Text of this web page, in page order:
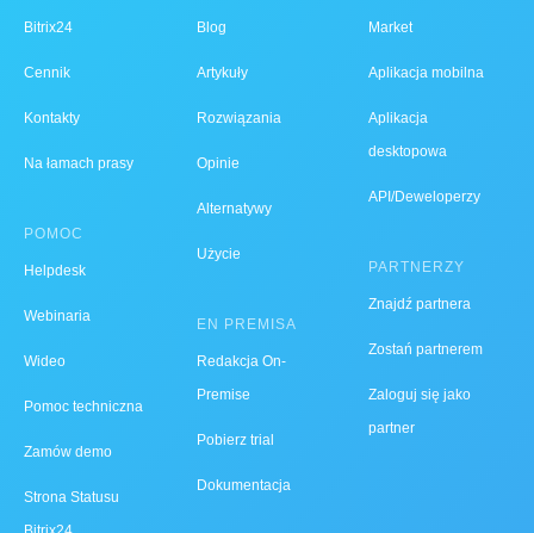
Bitrix24
Cennik
Kontakty
Na łamach prasy
POMOC
Helpdesk
Webinaria
Wideo
Pomoc techniczna
Zamów demo
Strona Statusu
Blog
Artykuły
Rozwiązania
Opinie
Alternatywy
Użycie
EN PREMISA
Redakcja On-
Premise
Pobierz trial
Dokumentacja
Market
Aplikacja mobilna
Aplikacja
desktopowa
API/Deweloperzy
PARTNERZY
Znajdź partnera
Zostań partnerem
Zaloguj się jako
partner